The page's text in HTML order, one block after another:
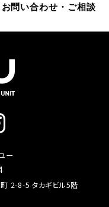
お問い合わせ・ご相談
ー
2-8-5 タカギビル5階